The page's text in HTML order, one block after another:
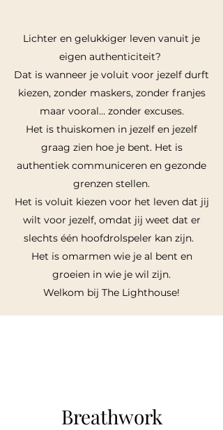
Lichter en gelukkiger leven vanuit je
eigen authenticiteit?
Dat is wanneer je voluit voor jezelf durft
kiezen, zonder maskers, zonder franjes
maar vooral… zonder excuses.
Het is thuiskomen in jezelf en jezelf
graag zien hoe je bent. Het is
authentiek communiceren en gezonde
grenzen stellen.
Het is voluit kiezen voor het leven dat jij
wilt voor jezelf, omdat jij weet dat er
slechts één hoofdrolspeler kan zijn.
Het is omarmen wie je al bent en
groeien in wie je wil zijn.
Welkom bij The Lighthouse!
Breathwork